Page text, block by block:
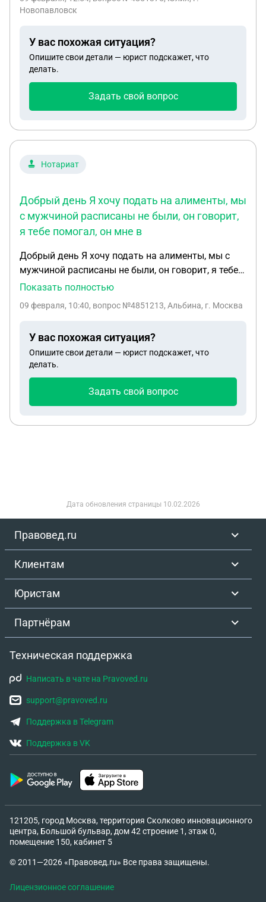
война. Его жена уже собирает документы на
себе, я его хоронить не буду, они давно жили
плохо и не успели развестись, можно ли подать в
суд, чтобы ее лишить. И почему мать не
сообщают о пропажи, ни военкомат ничего не
говорит матери
Новопавловск
У вас похожая ситуация?
Опишите свои детали — юрист подскажет, что
делать.
Задать свой вопрос
Нотариат
Добрый день Я хочу подать на алименты, мы
с мужчиной расписаны не были, он говорит,
я тебе помогал, он мне в
Добрый день Я хочу подать на алименты, мы с
мужчиной расписаны не были, он говорит, я тебе
помогал, он мне в сентябре и в октябре давал по
вещей ребенку, так вот, он сказал, что если я
не буду, и если у него официальная зп будет 10 то
я ничего от него не получу, ну и если он платить не
будет, ничего не будет ему
Показать полностью
09 февраля, 10:40, вопрос №4851213, Альбина, г. Москва
У вас похожая ситуация?
Опишите свои детали — юрист подскажет, что
делать.
Задать свой вопрос
Дата обновления страницы 10.02.2026
Правовед.ru
Клиентам
Юристам
Партнёрам
Техническая поддержка
Написать в чате на Pravoved.ru
support@pravoved.ru
Поддержка в Telegram
Поддержка в VK
121205, город Москва, территория Сколково инновационного
центра, Большой бульвар, дом 42 строение 1, этаж 0,
помещение 150, кабинет 5
© 2011—2026 «Правовед.ru» Все права защищены.
Лицензионное соглашение